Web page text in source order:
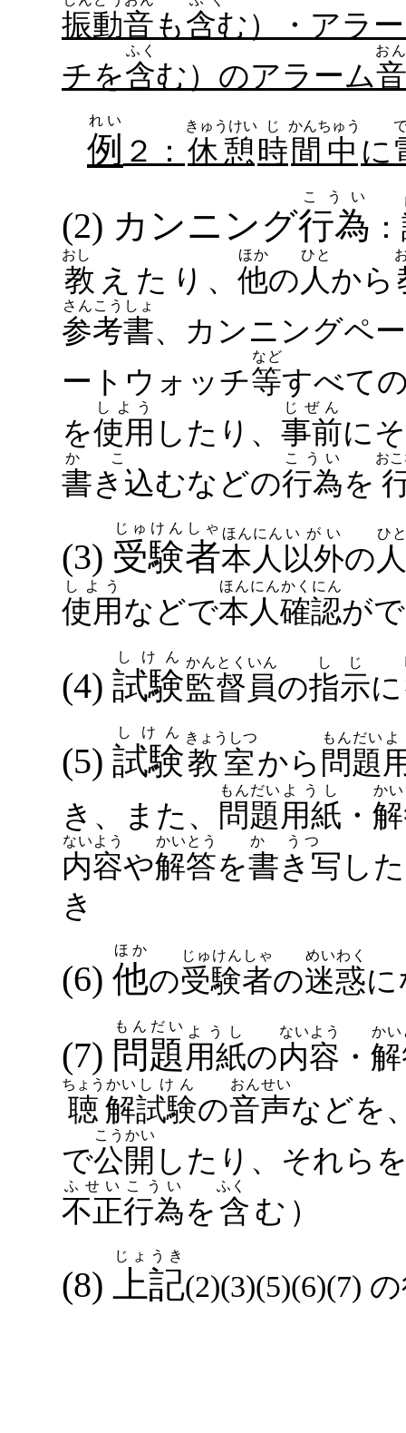
振動音も含む）・アラ
チを含む
ふく
）のアラーム音
おん
例
れい
２： 休憩
きゅうけい
時
じ
間中
かんちゅう
に
(2) カンニング行為
こうい
：
教えたり
おし
、 他
ほか
の 人
ひと
から
参考書
さんこうしょ
、カンニングペ
ートウォッチ等
など
すべて
を使用
しよう
したり、 事前
じぜん
に
書き込む
か こ
などの行為
こうい
を
(3) 受験者
じゅけんしゃ
本人
ほんにん
以外
いがい
の 人
ひと
使用
しよう
などで本人
ほんにん
確認
かくにん
が
(4) 試験
しけん
監督員
かんとくいん
の指示
しじ
に
(5) 試験
しけん
教室
きょうしつ
から 問題
もんだい
き、また、 問題
もんだい
用紙
ようし
・
か
内容
ないよう
や解答
かいとう
を書き写し
か う
き
(6) 他
ほか
の受験者
じゅけんしゃ
の迷惑
めいわく
(7) 問題
もんだい
用紙
ようし
の内容
ないよう
・
かい
聴
ちょう
解
かい
試験
しけん
の音声
おんせい
などを
で公開
こうかい
したり、それら
不正
ふせい
行為
こうい
を 含む
ふく
）
(8) 上記
じょうき
(2)(3)(5)(6)(7) の